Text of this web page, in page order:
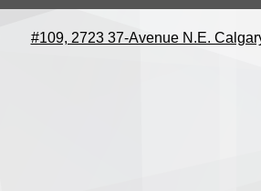
#109, 2723 37-Avenue N.E.